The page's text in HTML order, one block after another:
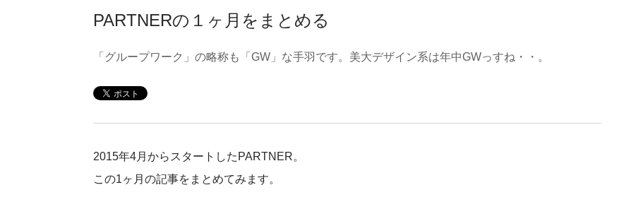
PARTNERの１ヶ月をまとめる
「グループワーク」の略称も「GW」な手羽です。美大デザイン系は年中GWっすね・・。
2015年4月からスタートしたPARTNER。
この1ヶ月の記事をまとめてみます。